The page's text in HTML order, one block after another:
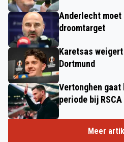
Anderlecht
droomtarget
Karetsas
Dortmund
Vertonghen
periode bij RSCA
Meer